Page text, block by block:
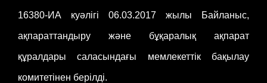
16380-ИА куәлігі 06.03.2017 жылы Байланыс,
ақпараттандыру және бұқаралық ақпарат
құралдары саласындағы мемлекеттік бақылау
комитетінен берілді.